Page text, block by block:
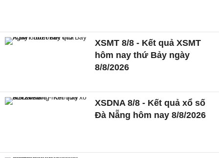
XSMT 8/8 - Kết quả XSMT
hôm nay thứ Bảy ngày
8/8/2026
XSDNA 8/8 - Kết quả xổ số
Đà Nẵng hôm nay 8/8/2026